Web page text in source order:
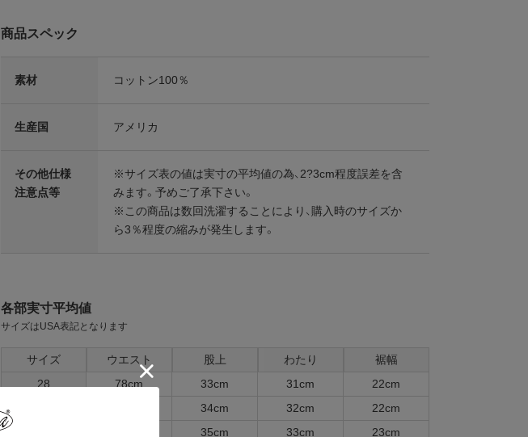
商品スペック
素材 コットン100％
生産国 アメリカ
その他仕様
注意点等
※サイズ表の値は実寸の平均値の為、2?3cm程度誤差を含
みます。予めご了承下さい。
※この商品は数回洗濯することにより、購入時のサイズか
ら3％程度の縮みが発生します。
各部実寸平均値
サイズはUSA表記となります
サイズ ウエスト 股上 わたり
裾幅
28
78cm 33cm 31cm
22cm
34cm 32cm
22cm
35cm 33cm
23cm